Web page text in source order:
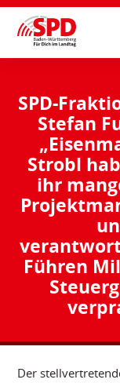
SPD-
Stefan
Strobl
ihr
Führen
Der